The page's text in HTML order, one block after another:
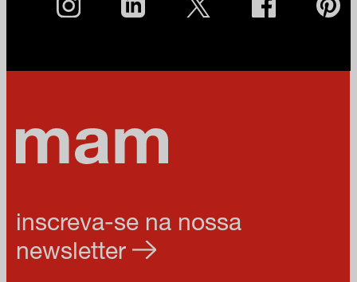
inscreva-se na nossa
newsletter